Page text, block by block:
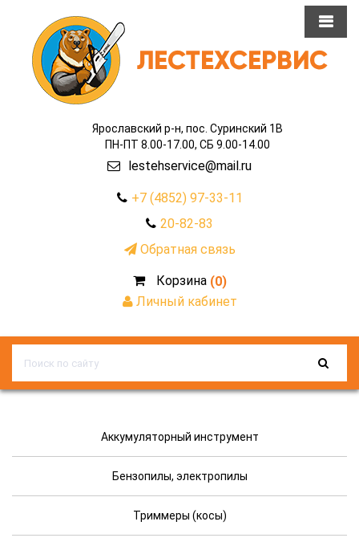
Ярославский р-н, пос. Суринский 1В
ПН-ПТ 8.00-17.00, СБ 9.00-14.00
lestehservice@mail.ru
+7 (4852) 97-33-11
20-82-83
Обратная связь
Корзина (0)
Личный кабинет
Аккумуляторный инструмент
Бензопилы, электропилы
Триммеры (косы)